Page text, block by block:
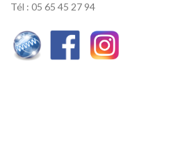
Tél : 05 65 45 27 94